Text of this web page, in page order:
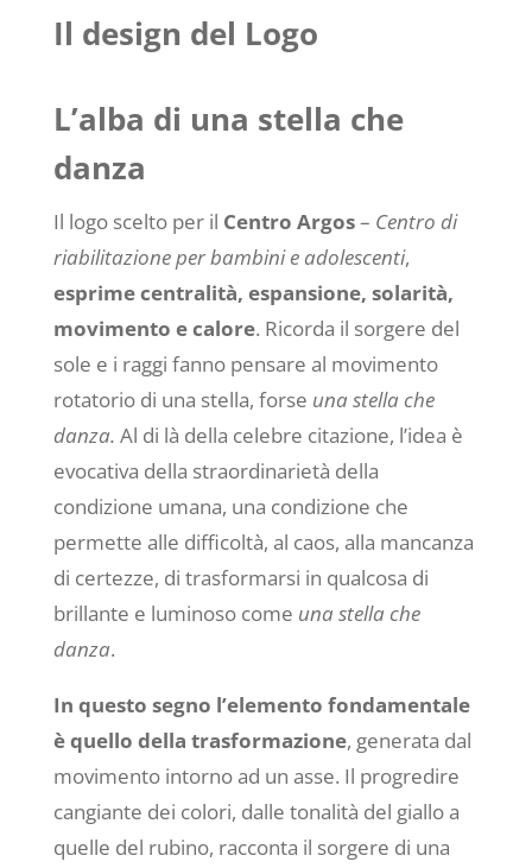
Il design del Logo
L’alba di una stella che
danza
Il logo scelto per il Centro Argos– Centro di
riabilitazione per bambini e adolescenti,
esprime centralità, espansione, solarità,
movimento e calore. Ricorda il sorgere del
sole e i raggi fanno pensare al movimento
rotatorio di una stella, forse una stella che
danza. Al di là della celebre citazione, l’idea è
evocativa della straordinarietà della
condizione umana, una condizione che
permette alle difficoltà, al caos, alla mancanza
di certezze, di trasformarsi in qualcosa di
brillante e luminoso come una stella che
danza.
In questo segno l’elemento fondamentale
è quello della trasformazione, generata dal
movimento intorno ad un asse. Il progredire
cangiante dei colori, dalle tonalità del giallo a
quelle del rubino, racconta il sorgere di una